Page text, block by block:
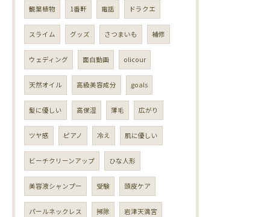
観葉植物 1番軒 電話 ドラクエ
スライム グッズ さつまいも 補修
ウェディング 面白動画 olicour
天然オイル 高級美容成分 goals
髪に優しい 高保湿 薄毛 広がり
ツヤ感 ピアノ 冷え 肌に優しい
ビーチクリーンアップ ひな人形
美容液シャンプー 受験 頭皮ケア
パールネックレス 掃除 岩津天満宮